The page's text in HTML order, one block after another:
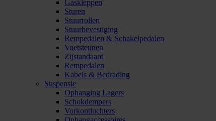
Gaskleppen
Sturen
Stuurrollen
Stuurbevestiging
Rempedalen & Schakelpedalen
Voetsteunen
Zijstandaard
Rempedalen
Kabels & Bedrading
Suspensie
Ophanging Lagers
Schokdempers
Vorkontluchters